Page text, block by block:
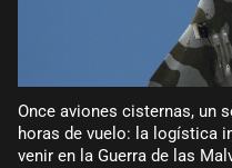
Once aviones cisternas, un
horas de vuelo: la logística
venir en la Guerra de las